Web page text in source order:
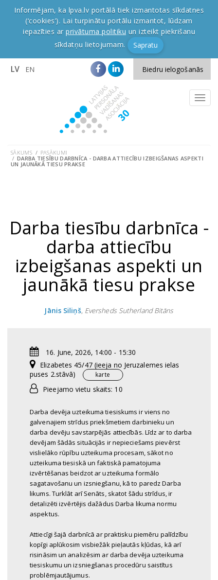
Informējam, ka lpva.lv portālā tiek izmantotas sīkdatnes
(‘cookies’). Lai turpinātu portālu izmantot, lūdzam
iepazīties ar privātuma politiku un izteikt piekrišanu
sīkdatņu lietojumam.
Sapratu
LV EN Biedru ielogošanās
SĀKUMS
PASĀKUMI
DARBA TIESĪBU DARBNĪCA - DARBA ATTIECĪBU IZBEIGŠANAS ASPEKTI
UN JAUNĀKĀ TIESU PRAKSE
Darba tiesību darbnīca -
darba attiecību
izbeigšanas aspekti un
jaunākā tiesu prakse
Jānis Siliņš, Eversheds Sutherland Bitāns
16. June, 2026, 14:00 - 15:30
Elizabetes 45/47 (ieeja no Jeruzalemes ielas
puses 2.stāvā)
karte
Pieejamo vietu skaits: 10
Darba devēja uzteikuma tiesiskums ir viens no
galvenajiem strīdus priekšmetiem darbinieku un
darba devēju savstarpējās attiecībās. Līdz ar to darba
devējam šādās situācijās ir nepieciešams pievērst
vislielāko rūpību uzteikuma procesam, sākot no
uzteikuma tiesiskā un faktiskā pamatojuma
izvērtēšanas beidzot ar uzteikuma formālo
sagatavošanu un izsniegšanu, kā to paredz Darba
likums. Turklāt arī Senāts, skatot šādu strīdus, ir
detalizēti izvērtējis dažādus Darba likuma normu
aspektus.
Attiecīgi šajā darbnīcā ar praktisku piemēru palīdzību
kopīgi aplūkosim visbiežāk pieļautās kļūdas, kā arī
risināsim un analizēsim ar darba devēja uzteikuma
tiesiskumu un izsniegšanas procedūru saistītus
problēmjautājumus.